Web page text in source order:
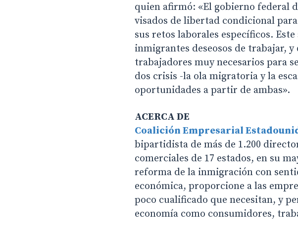
quien afirmó: «El gobierno federal
visados de libertad condicional
sus retos laborales específicos.
inmigrantes deseosos de trabajar,
trabajadores muy necesarios para
dos crisis -la ola migratoria y la
oportunidades a partir de ambas».
ACERCA DE
Coalición Empresarial
bipartidista de más de 1.200
comerciales de 17 estados, en su
reforma de la inmigración con
económica, proporcione a las
poco cualificado que necesitan, y
economía como consumidores,